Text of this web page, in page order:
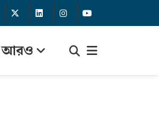
আরও